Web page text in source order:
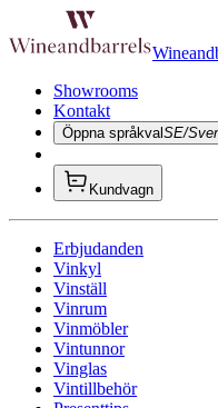
Showrooms
Kontakt
Öppna språkvalSE/
Kundvagn
Erbjudanden
Vinkyl
Vinställ
Vinrum
Vinmöbler
Vintunnor
Vinglas
Vintillbehör